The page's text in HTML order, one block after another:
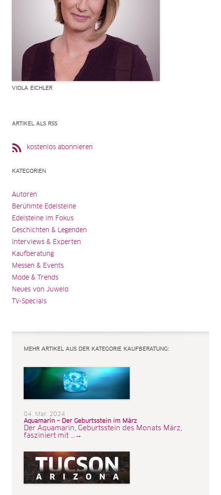
VIOLA EICHLER
ARTIKEL ALS RSS
kostenlos abonnieren
KATEGORIEN
Autoren
Berühmte Edelsteine
Edelsteine im Fokus
Geschichten & Legenden
Interviews & Experten
Kaufberatung
Messen & Events
Mode & Trends
Neues von Juwelo
TV-Specials
MEHR ARTIKEL AUS DER KATEGORIE KAUFBERATUNG:
04. Mar. 2024
Aquamarin – Der Geburtsstein im März
Der Aquamarin, Geburtsstein des Monats März,
fasziniert mit ...→